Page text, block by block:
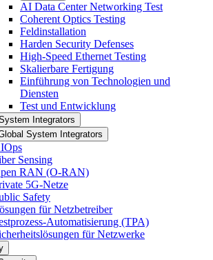
AI Data Center Networking Test
Coherent Optics Testing
Feldinstallation
Harden Security Defenses
High-Speed Ethernet Testing
Skalierbare Fertigung
Einführung von Technologien und
Diensten
Test und Entwicklung
Integrators
System Integrators
Sensing
RAN (O-RAN)
5G-Netze
Safety
für Netzbetreiber
Automatisierung (TPA)
für Netzwerke